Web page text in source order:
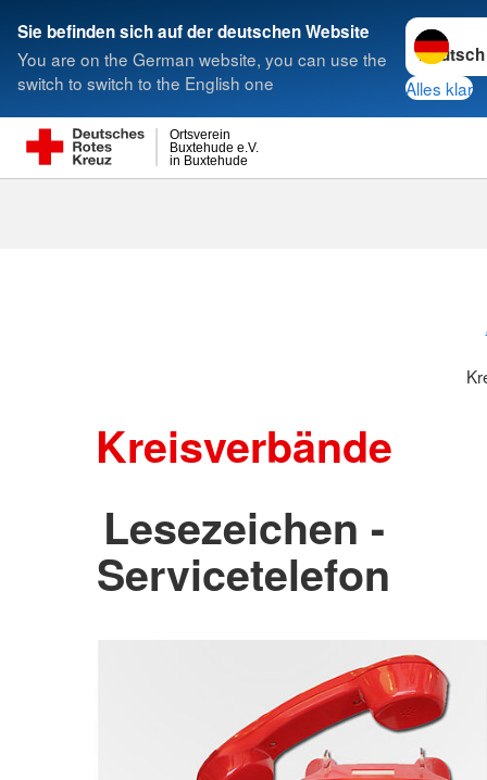
Sie befinden sich auf der deutschen Website
You are on the German website, you can use the
switch to switch to the English one
Sprache
Alles klar
in Buxtehude
Buxtehude e.V.
Ortsverein
Suche
Kreisverbände
Lesezeichen -
Servicetelefon